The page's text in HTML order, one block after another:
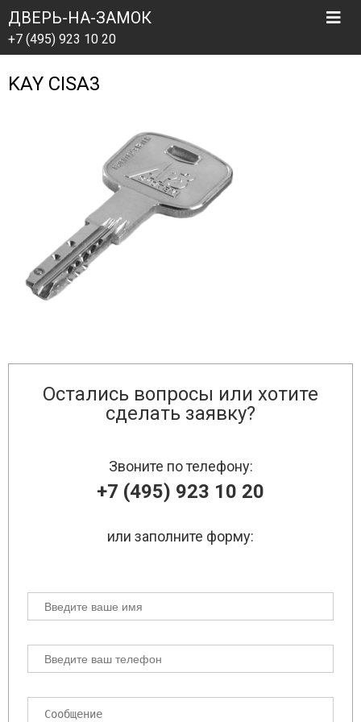
ДВЕРЬ-НА-ЗАМОК
+7 (495) 923 10 20
KAY CISA3
Остались вопросы или хотите
сделать заявку?
Звоните по телефону:
+7 (495) 923 10 20
или заполните форму: